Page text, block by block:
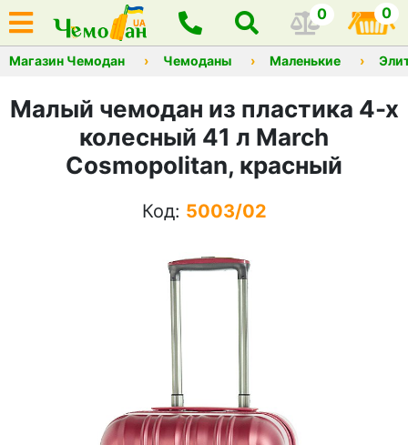
0 0
Магазин Чемодан Чемоданы Маленькие
Малый чемодан из пластика 4-х
колесный 41 л March
Cosmopolitan, красный
Код: 5003/02